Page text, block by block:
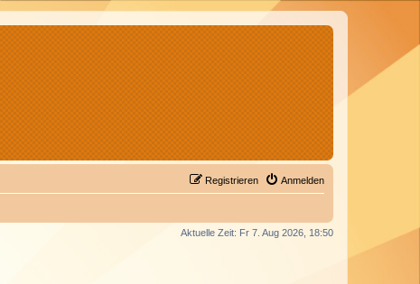
Anmelden
Registrieren
Aktuelle Zeit: Fr 7. Aug 2026, 18:50